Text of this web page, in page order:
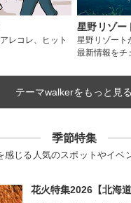
レコレ、ヒット
星野リゾー
星野リゾート
最新情報をチ
テーマwalkerをもっと見る
季節特集
感じる人気のスポットやイベ
花火特集2026【北海道